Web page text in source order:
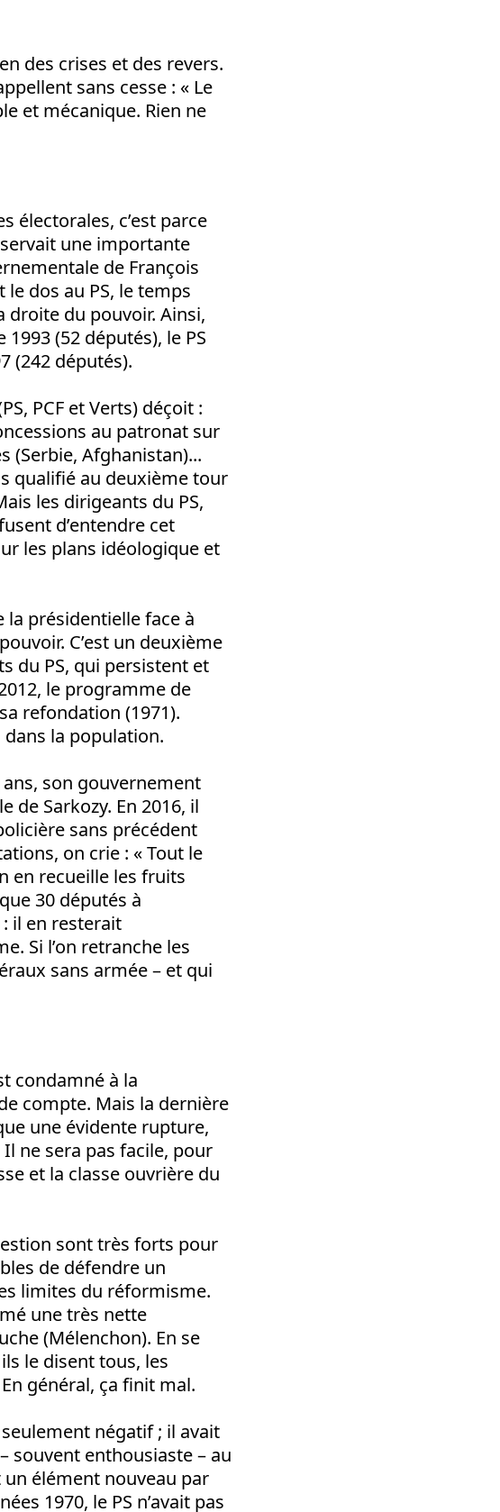
des crises et des revers.
sans cesse : « Le
et mécanique. Rien ne
électorales, c’est parce
une importante
de François
dos au PS, le temps
droite du pouvoir. Ainsi,
(52 députés), le PS
(242 députés).
PCF et Verts) déçoit :
au patronat sur
(Serbie, Afghanistan)...
qualifié au deuxième tour
les dirigeants du PS,
d’entendre cet
les plans idéologique et
la présidentielle face à
C’est un deuxième
du PS, qui persistent et
le programme de
refondation (1971).
la population.
son gouvernement
de Sarkozy. En 2016, il
sans précédent
on crie : « Tout le
en recueille les fruits
30 députés à
il en resterait
Si l’on retranche les
sans armée – et qui
condamné à la
compte. Mais la dernière
une évidente rupture,
ne sera pas facile, pour
et la classe ouvrière du
sont très forts pour
de défendre un
limites du réformisme.
une très nette
(Mélenchon). En se
le disent tous, les
général, ça finit mal.
seulement négatif ; il avait
souvent enthousiaste – au
un élément nouveau par
1970, le PS n’avait pas